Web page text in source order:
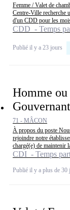
Femme / Valet de
Centre-Ville recherche
d'un CDD pour les
CDD - Temps
Publié il y a 23 jours
Homme
71 - MÂCON
À propos du poste
rejoindre notre
chargé(e) de maintenir
CDI - Temps
Publié il y a plus de 30